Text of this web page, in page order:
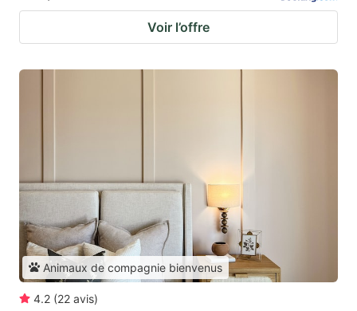
Voir l’offre
Animaux de compagnie bienvenus
4.2 (22 avis)